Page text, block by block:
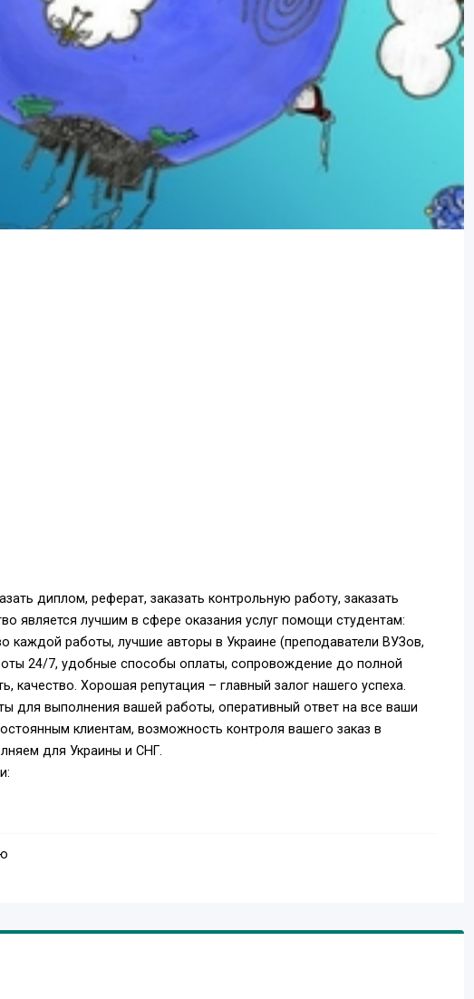
диплом, реферат, заказать контрольную работу, заказать
является лучшим в сфере оказания услуг помощи студентам:
каждой работы, лучшие авторы в Украине (преподаватели ВУЗов,
24/7, удобные способы оплаты, сопровождение до полной
качество. Хорошая репутация – главный залог нашего успеха.
для выполнения вашей работы, оперативный ответ на все ваши
клиентам, возможность контроля вашего заказ в
для Украины и СНГ.